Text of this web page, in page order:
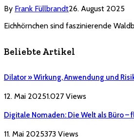
By Frank Füllbrandt26. August 2025
Eichhörnchen sind faszinierende
Beliebte Artikel
Dilator » Wirkung, Anwendung und
12. Mai 20251.027 Views
Digitale Nomaden: Die Welt als Büro –
11. Mai 2025373 Views